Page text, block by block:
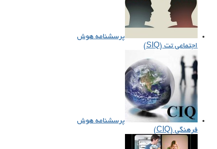
پرسشنامه هوش
اجتماعی تت (SIQ)
پرسشنامه هوش
فرهنگی (CIQ)